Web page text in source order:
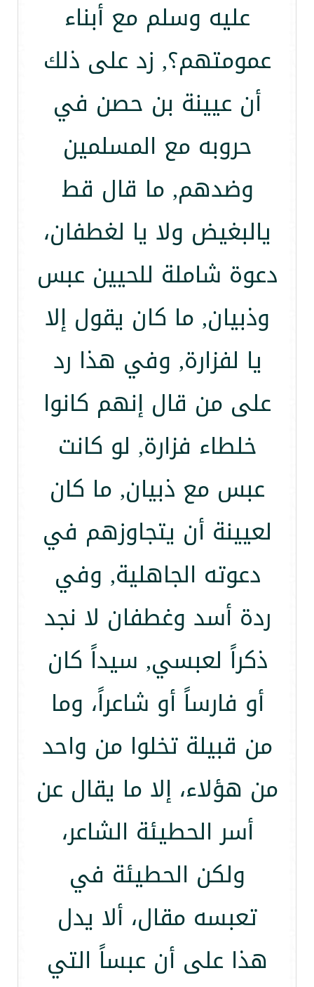
عليه وسلم مع أبناء
عمومتهم؟, زد على ذلك
أن عيينة بن حصن في
حروبه مع المسلمين
وضدهم, ما قال قط
يالبغيض ولا يا لغطفان،
دعوة شاملة للحيين عبس
وذبيان, ما كان يقول إلا
يا لفزارة, وفي هذا رد
على من قال إنهم كانوا
خلطاء فزارة, لو كانت
عبس مع ذبيان, ما كان
لعيينة أن يتجاوزهم في
دعوته الجاهلية, وفي
ردة أسد وغطفان لا نجد
ذكراً لعبسي, سيداً كان
أو فارساً أو شاعراً، وما
من قبيلة تخلوا من واحد
من هؤلاء، إلا ما يقال عن
أسر الحطيئة الشاعر،
ولكن الحطيئة في
تعبسه مقال، ألا يدل
هذا على أن عبساً التي